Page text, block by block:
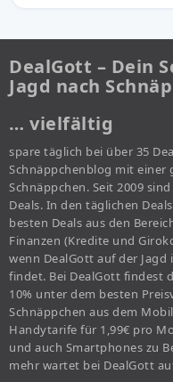
DealGott – Dein
Jagd nach
… vielfältig
spare täglich bei über 35
Schnäppchenblog mit einer
Schnäppchen. Seit 2009
Deals. In den täglichen
besten Deals aus den
Finanzen (Kredite und
wenn DealGott auf der
findet. Bei DealGott findest
10% unter dem besten
Schnäppchen aus dem
Handytarife für 1,99€ pro
und auch Smartphones zu
mehr wartet bei DealGott